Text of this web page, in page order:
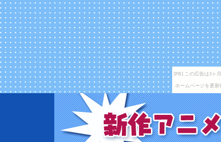
[PR] この広告は3ヶ
ホームページを更